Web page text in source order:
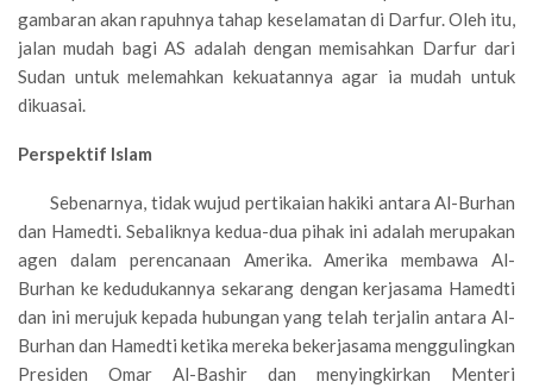
gambaran akan rapuhnya tahap keselamatan di Darfur. Oleh itu,
jalan mudah bagi AS adalah dengan memisahkan Darfur dari
Sudan untuk melemahkan kekuatannya agar ia mudah untuk
dikuasai.
Perspektif Islam
Sebenarnya, tidak wujud pertikaian hakiki antara Al-Burhan
dan Hamedti. Sebaliknya kedua-dua pihak ini adalah merupakan
agen dalam perencanaan Amerika. Amerika membawa Al-
Burhan ke kedudukannya sekarang dengan kerjasama Hamedti
dan ini merujuk kepada hubungan yang telah terjalin antara Al-
Burhan dan Hamedti ketika mereka bekerjasama menggulingkan
Presiden Omar Al-Bashir dan menyingkirkan Menteri